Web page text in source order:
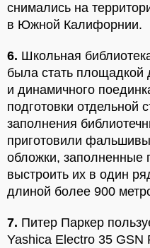
снимались на
в Южной Калифорнии.
6. Школьная
была стать
и динамичного
подготовки
заполнения
приготовили
обложки, заполненные
выстроить их в один
длиной более 900
7. Питер Паркер
Yashica Electro 35